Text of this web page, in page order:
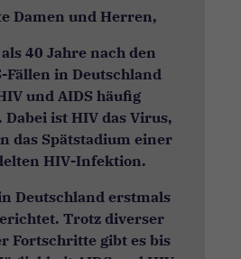
Damen und Herren,
40 Jahre nach den
Fällen in Deutschland
und AIDS häufig
Dabei ist HIV das Virus,
das Spätstadium einer
HIV-Infektion.
Deutschland erstmals
Trotz diverser
Fortschritte gibt es bis
Marketing-
Cookies werden
Besuchern auf
Webseiten zu
folgen. Die
Absicht ist,
Anzeigen zu
zeigen, die
relevant und
ansprechend
einzelnen
Benutzer sind
und daher
wertvoller für